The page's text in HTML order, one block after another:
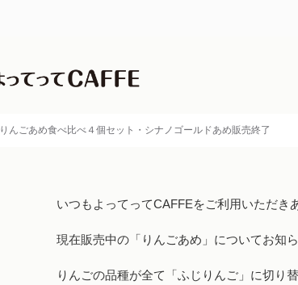
りんごあめ食べ比べ４個セット・シナノゴールドあめ販売終了
いつもよってってCAFFEをご利用いただき
現在販売中の「りんごあめ」についてお知ら
りんごの品種が全て「ふじりんご」に切り替